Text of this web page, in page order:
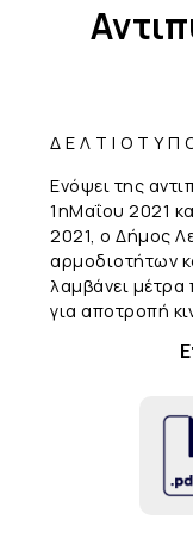
Δ Ε Λ Τ Ι Ο Τ Υ Π
Ενόψει της
1ηΜαΐου 2021
2021, ο Δήμος
αρμοδιοτήτων
λαμβάνει μέτρα
για αποτροπή